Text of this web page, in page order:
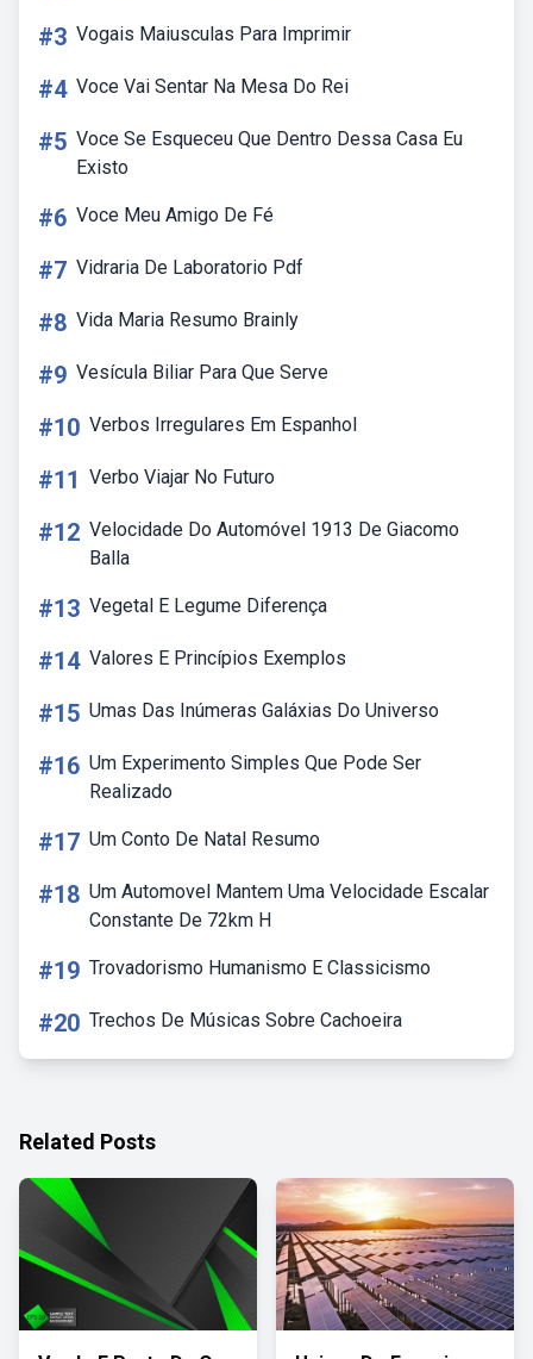
#3 Vogais Maiusculas Para Imprimir
#4 Voce Vai Sentar Na Mesa Do Rei
#5 Voce Se Esqueceu Que Dentro Dessa Casa Eu
Existo
#6 Voce Meu Amigo De Fé
#7 Vidraria De Laboratorio Pdf
#8 Vida Maria Resumo Brainly
#9 Vesícula Biliar Para Que Serve
#10 Verbos Irregulares Em Espanhol
#11 Verbo Viajar No Futuro
#12 Velocidade Do Automóvel 1913 De Giacomo
Balla
#13 Vegetal E Legume Diferença
#14 Valores E Princípios Exemplos
#15 Umas Das Inúmeras Galáxias Do Universo
#16 Um Experimento Simples Que Pode Ser
Realizado
#17 Um Conto De Natal Resumo
#18 Um Automovel Mantem Uma Velocidade Escalar
Constante De 72km H
#19 Trovadorismo Humanismo E Classicismo
#20 Trechos De Músicas Sobre Cachoeira
Related Posts